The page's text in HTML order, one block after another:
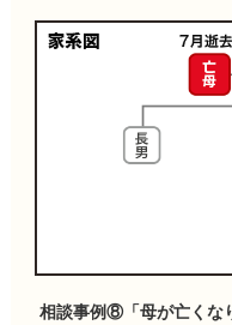
相談事例⑧「母が亡くな